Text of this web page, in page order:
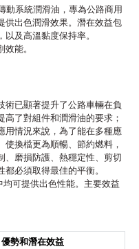
動系統潤滑油，專為公路商用
供出色潤滑效果。潛在效益包
及高溫黏度保持率。
能。
術已顯著提升了公路車輛在負
了對組件和潤滑油的要求；
用情況來說，為了能在多種應
換檔更為順暢、節約燃料，
、磨損防護、熱穩定性、剪切
必須取得最佳的平衡。
均可提供出色性能。主要效益
優勢和潛在效益